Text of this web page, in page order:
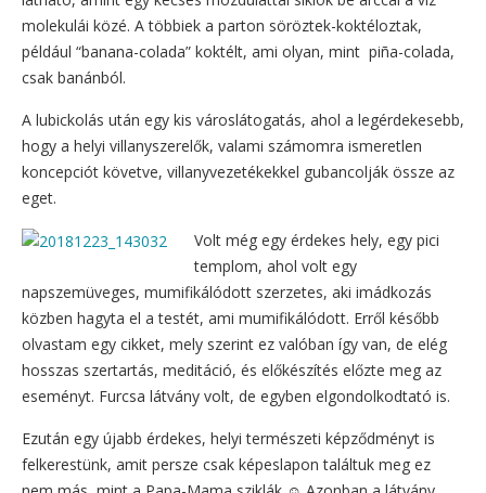
molekulái közé. A többiek a parton söröztek-koktéloztak,
például “banana-colada” koktélt, ami olyan, mint piña-colada,
csak banánból.
A lubickolás után egy kis városlátogatás, ahol a legérdekesebb,
hogy a helyi villanyszerelők, valami számomra ismeretlen
koncepciót követve, villanyvezetékekkel gubancolják össze az
eget.
Volt még egy érdekes hely, egy pici
templom, ahol volt egy
napszemüveges, mumifikálódott szerzetes, aki imádkozás
közben hagyta el a testét, ami mumifikálódott. Erről később
olvastam egy cikket, mely szerint ez valóban így van, de elég
hosszas szertartás, meditáció, és előkészítés előzte meg az
eseményt. Furcsa látvány volt, de egyben elgondolkodtató is.
Ezután egy újabb érdekes, helyi természeti képződményt is
felkerestünk, amit persze csak képeslapon találtuk meg ez